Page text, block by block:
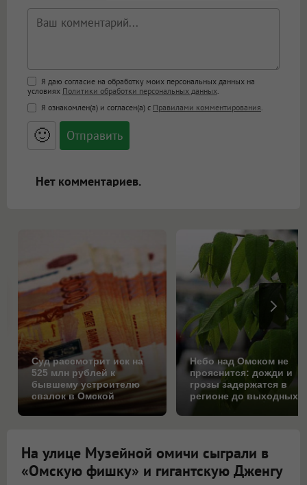
Поддержка HTML
<b>, <strong>, <u>, <i>, <em>, <s>, <big>,
<small>, <sup>, <sub>, <pre>, <ul>, <ol>, <li>,
<blockquote>, <code> экранирует HTML,
адреса URL автоматически становятся
ссылками, и [img]адрес[/img] будет
Я даю согласие на обработку моих персональных данных на
условиях Политики обработки персональных данных.
Я ознакомлен(а) и согласен(а) с Правилами комментирования.
🙂
Нет комментариев.
Суд рассмотрит иск на
525 млн рублей к
бывшему устроителю
свалок в Омской
Небо над Омском не
прояснится: дожди и
грозы задержатся в
регионе до выходных
На улице Музейной омичи сыграли в
«Омскую фишку» и гигантскую Дженгу